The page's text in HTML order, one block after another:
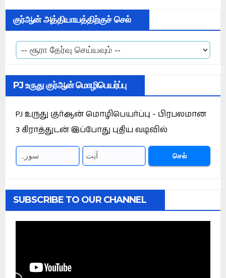
குர்ஆன் அத்தியாயத்திற்குச் செல்
PJ உருது குர்ஆன் மொழிபெயர்ப்பு
PJ உருது குர்ஆன் மொழிபெயர்ப்பு - பிரபலமான
3 கிராத்துடன் இப்போது புதிய வடிவில்
செல்
SUBSCRIBE TO OUR CHANNEL